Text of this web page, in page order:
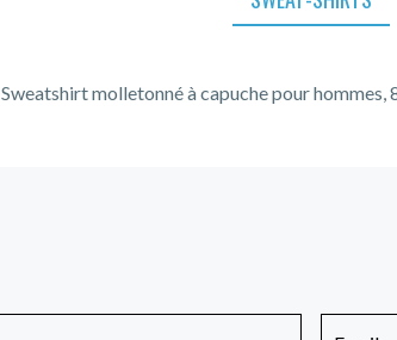
Sweatshirt molletonné à capuche pour hommes,